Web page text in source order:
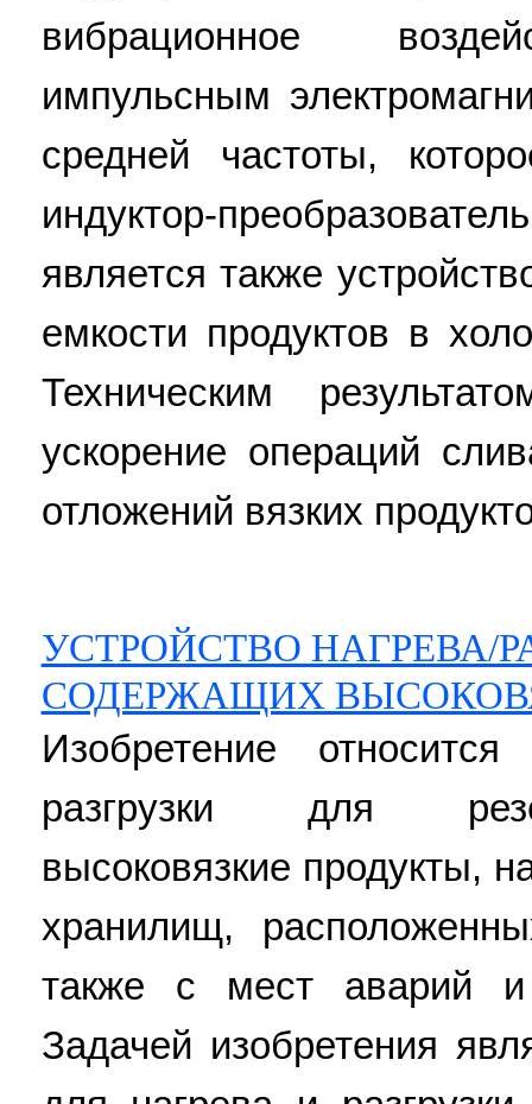
вибрационное
импульсным
средней частоты,
индуктор-
является также
емкости продуктов в
Техническим
ускорение операций
отложений вязких
УСТРОЙСТВО НАГРЕВА/
СОДЕРЖАЩИХ
Изобретение
разгрузки для
высоковязкие продукты,
хранилищ,
также с мест аварий и
Задачей изобретения